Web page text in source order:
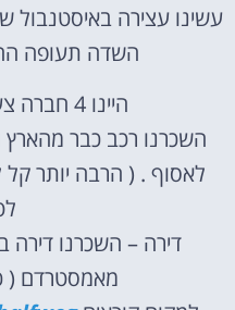
עשינו עצירה באיסטנבול
השדה תעופה
היינו 4 חברה צעירים חמישה ימים
השכרנו רכב כבר מהארץ
לאסוף . ( הרבה יותר
דירה – השכרנו
מאמסטרדם ( כ-20 דק